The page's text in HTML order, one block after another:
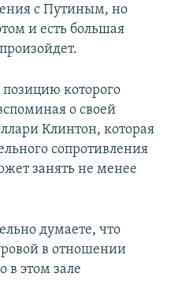
с Путиным, но
и есть большая
которого
о своей
Клинтон, которая
сопротивления
занять не менее
думаете, что
в отношении
в этом зале